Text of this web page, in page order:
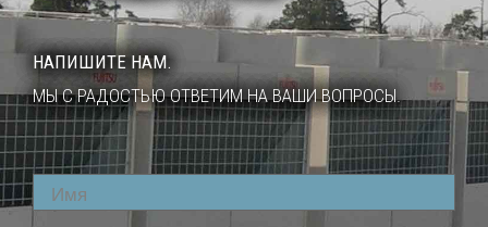
НАПИШИТЕ НАМ.
МЫ С РАДОСТЬЮ ОТВЕТИМ НА ВАШИ ВОПРОСЫ.
Name